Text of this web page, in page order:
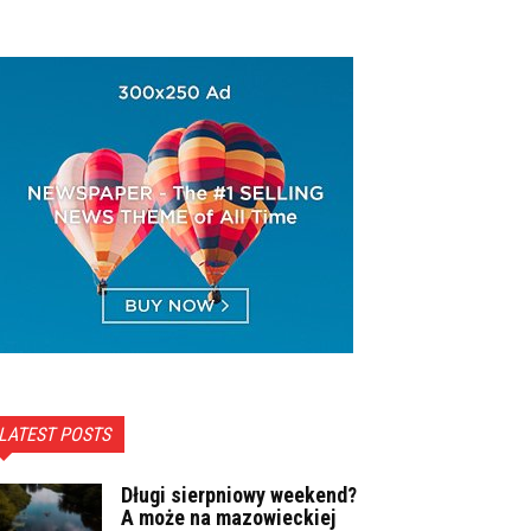
POSTS
Długi sierpniowy weekend?
A może na mazowieckiej